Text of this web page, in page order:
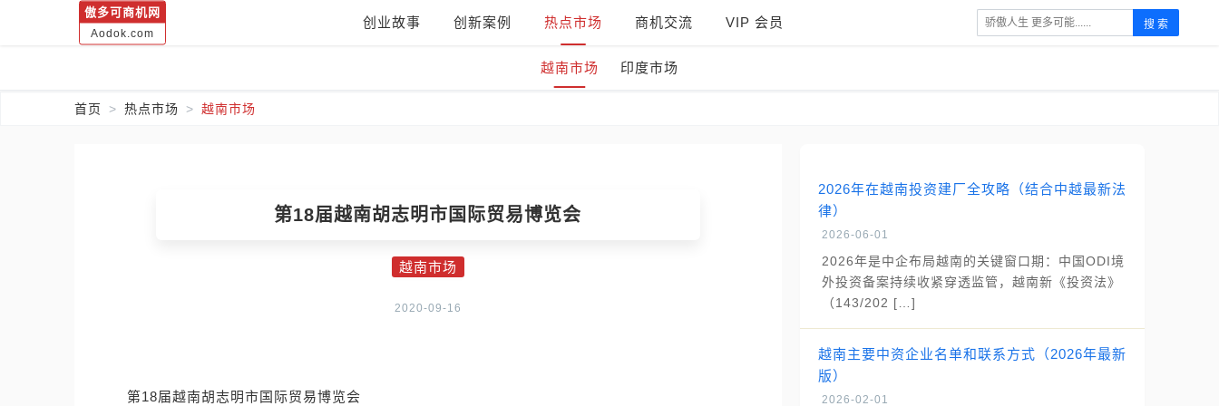
傲多可商机网
Aodok.com
创业故事 创新案例 热点市场 商机交流 VIP 会员 搜 索
越南市场 印度市场
首页 热点市场 越南市场
第18届越南胡志明市国际贸易博览会
越南市场
2020-09-16
第18届越南胡志明市国际贸易博览会
2026年在越南投资建厂全攻略（结合中越最新法
律）
2026-06-01
2026年是中企布局越南的关键窗口期：中国ODI境
外投资备案持续收紧穿透监管，越南新《投资法》
（143/202 […]
越南主要中资企业名单和联系方式（2026年最新
版）
2026-02-01